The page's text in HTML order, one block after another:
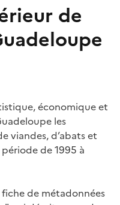
de
économique et
les
viandes, d’abats et
de 1995 à
fiche de métadonnées